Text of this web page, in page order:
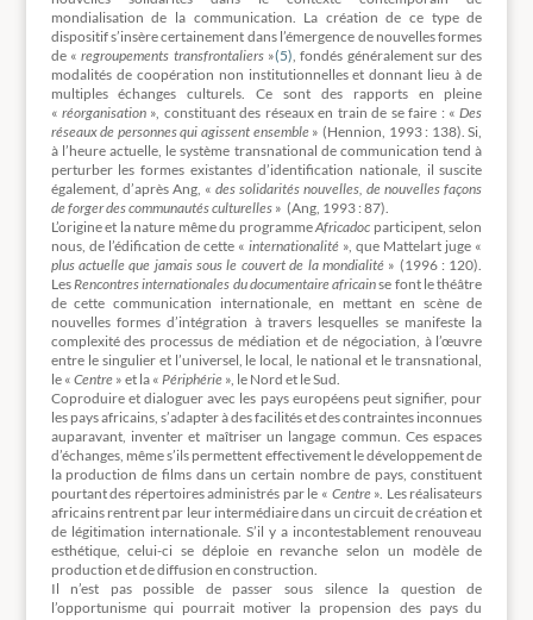
mondialisation de la communication. La création de ce type de
dispositif s’insère certainement dans l’émergence de nouvelles formes
de «regroupements transfrontaliers »(5), fondés généralement sur des
modalités de coopération non institutionnelles et donnant lieu à de
multiples échanges culturels. Ce sont des rapports en pleine
«réorganisation », constituant des réseaux en train de se faire : «Des
réseaux de personnes qui agissent ensemble» (Hennion, 1993 : 138). Si,
à l’heure actuelle, le système transnational de communication tend à
perturber les formes existantes d’identification nationale, il suscite
également, d’après Ang, « des solidarités nouvelles, de nouvelles façons
de forger des communautés culturelles » (Ang, 1993 : 87).
L’origine et la nature même du programmeAfricadoc participent, selon
nous, de l’édification de cette «internationalité », que Mattelart juge «
plus actuelle que jamais sous le couvert de la mondialité» (1996 : 120).
LesRencontres internationales du documentaire africainse font le théâtre
de cette communication internationale, en mettant en scène de
nouvelles formes d’intégration à travers lesquelles se manifeste la
complexité des processus de médiation et de négociation, à l’œuvre
entre le singulier et l’universel, le local, le national et le transnational,
le « Centre» et la « Périphérie», le Nord et le Sud.
Coproduire et dialoguer avec les pays européens peut signifier, pour
les pays africains, s’adapter à des facilités et des contraintes inconnues
auparavant, inventer et maîtriser un langage commun. Ces espaces
d’échanges, même s’ils permettent effectivement le développement de
la production de films dans un certain nombre de pays, constituent
pourtant des répertoires administrés par le « Centre». Les réalisateurs
africains rentrent par leur intermédiaire dans un circuit de création et
de légitimation internationale. S’il y a incontestablement renouveau
esthétique, celui-ci se déploie en revanche selon un modèle de
production et de diffusion en construction.
Il n’est pas possible de passer sous silence la question de
l’opportunisme qui pourrait motiver la propension des pays du